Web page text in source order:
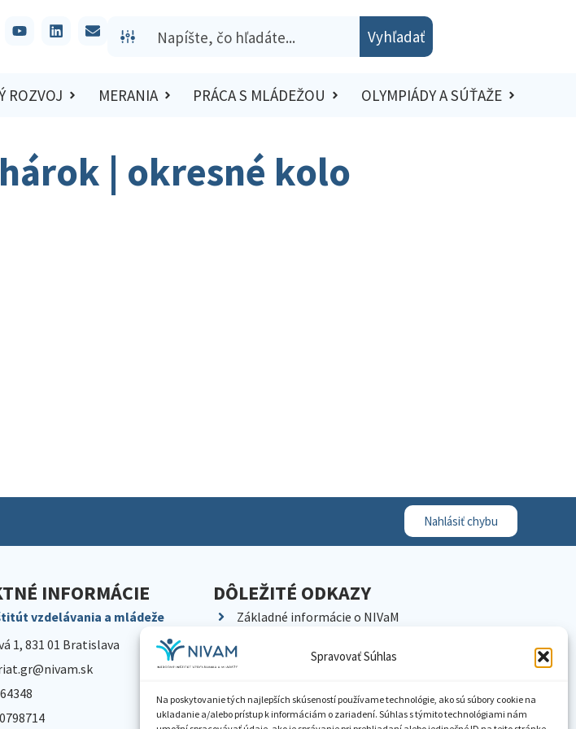
Spravovať Súhlas
Na poskytovanie tých najlepších skúseností používame technológie, ako sú súbory cookie na
ukladanie a/alebo prístup k informáciám o zariadení. Súhlas s týmito technológiami nám
Vyhľadať
ROZVOJ MERANIA PRÁCA S MLÁDEŽOU OLYMPIÁDY A SÚŤAŽE
| okresné kolo
Nahlásiť chybu
INFORMÁCIE
vzdelávania a mládeže
1, 831 01 Bratislava
DÔLEŽITÉ ODKAZY
Základné informácie o NIVaM
Kariéra
Pracoviská NIVaM